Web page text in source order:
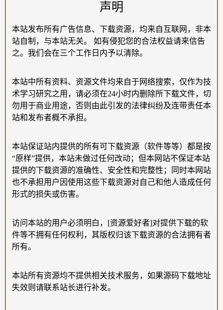
声明
本站发布所有广告信息、下载资源，均来自互联网，非本
站自制，与本站无关。 如有侵犯您的合法权益请来信告
之。我们会在三个工作日内予以清除。
本站中所有资料、资源文件均来自于网络搜索，仅作为技
术学习研究之用，请必须在24小时内删除所下载文件，切
勿用于商业用途，否则由此引发的法律纠纷及连带责任本
站和发布者概不承担。
本站保证站内提供的所有可下载资源（软件等等）都是按
“原样”提供，本站未做过任何改动；但本网站不保证本站
提供的下载资源的准确性、安全性和完整性；同时本网站
也不承担用户因使用这些下载资源对自己和他人造成任何
形式的损失或伤害。
访问本站的用户必须明白，[资源爱好者]对提供下载的软
件等不拥有任何权利，其版权归该下载资源的合法拥有者
所有。
本站所有资源均不提供相关技术服务，如果源码下载地址
失效则请联系站长进行补发。